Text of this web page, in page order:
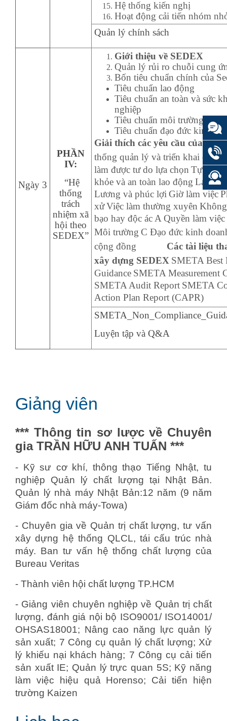
Hệ thống kiến nghị
Hoạt động cải tiến nhóm
Quản lý chính sách
Ngày 3
PHẦN
IV:
“Hệ
thống
trách
nhiệm xã
hội theo
SEDEX”
Giới thiệu về SEDEX
Quản lý rủi ro chuỗi cung
Bốn tiêu chuẩn chính của
Tiêu chuẩn lao động
Tiêu chuẩn an toàn và sức
nghiệp
Tiêu chuẩn môi trường
Tiêu chuẩn đạo đức kinh
Giải thích các yêu cầu của
thống quản lý và triển khai các
làm được tư do lựa chọn Tự do
khỏe và an toàn lao động Lao
Lương và phúc lợi Giờ làm việc
xửViệc làm thường xuyên
bạo hay độc ác A Quyền làm việc
Môi trường C Đạo đức kinh
cộng đồng
Các tài liệu
xây dựng SEDEX SMETA Best
Guidance SMETA Measurement
SMETA Audit Report SMETA
Action Plan Report (CAPR)
Luyện tập và Q&A
Giảng viên
*** Thông tin sơ lược về Chuyên
gia TRẦN HỮU ANH TUẤN ***
- Kỹ sư cơ khí, thông thạo Tiếng Nhật, tu
nghiệp Quản lý chất lượng tại Nhật Bản.
Quản lý nhà máy Nhật Bản:12 năm (9 năm
Giám đốc nhà máy-Towa)
- Chuyên gia về Quản trị chất lượng, tư vấn
xây dựng hệ thống QLCL, tái cấu trúc nhà
máy. Ban tư vấn hệ thống chất lượng của
Bureau Veritas
- Thành viên hội chất lượng TP.HCM
- Giảng viên chuyên nghiệp về Quản trị chất
lượng, đánh giá nội bộ ISO9001/ ISO14001/
OHSAS18001; Nâng cao năng lực quản lý
sản xuất; 7 Công cụ quản lý chất lượng; Xử
lý khiếu nại khách hàng; 7 Công cụ cải tiến
sản xuất IE; Quản lý trực quan 5S; Kỹ năng
làm việc hiệu quả Horenso; Cải tiến hiện
trường Kaizen